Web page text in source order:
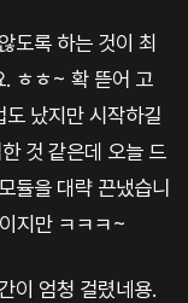
도록 하는 것이 최
. ㅎㅎ~ 확 뜯어 고
났지만 시작하길
것 같은데 오늘 드
듈을 대략 끈냈습니
지만 ㅋㅋㅋ~
이 엄청 걸렸네용.